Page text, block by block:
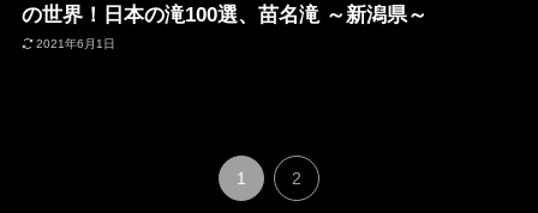
の世界！日本の滝100選、苗名滝 ～新潟県～
2021年6月1日
1 2